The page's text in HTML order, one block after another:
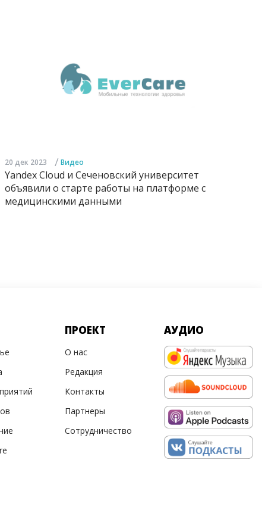
20 дек 2023 / Видео
Yandex Cloud и Сеченовский университет
объявили о старте работы на платформе с
медицинскими данными
ПРОЕКТ
О нас
Редакция
Контакты
Партнеры
Сотрудничество
АУДИО